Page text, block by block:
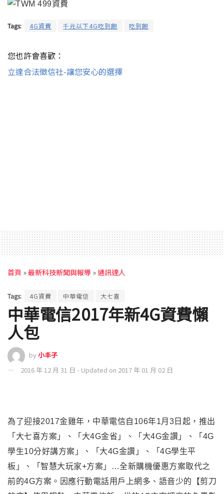
Tags: 4G資費 千元以下4G吃到飽 吃到飽
您也許會喜歡：
立達合法徵信社-讓您安心的選擇
首頁 »最新科技新聞與報導 »通訊達人
Tags: 4G資費 中華電信 大七喜
中華電信2017年新4G資費懶
人包
by小丰子
2016 年 12 月 31 日 - Updated on 2017 年 01 月 02 日
為了迎接2017金雞年，中華電信自106年1月3日起，推出
「大七喜方案」、「大4G金省」、「大4G金讚」、「4G
學生10分好講方案」、「大4G金讚」、「4G學生平
板」、「智慧大玩家+方案」…全新購機優惠方案取代之
前的4G方案。因應行動電話用戶上網多、語音少的【剪刀